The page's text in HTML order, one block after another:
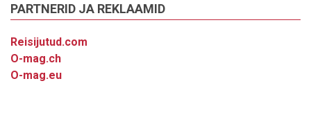
PARTNERID JA REKLAAMID
Reisijutud.com
O-mag.ch
O-mag.eu